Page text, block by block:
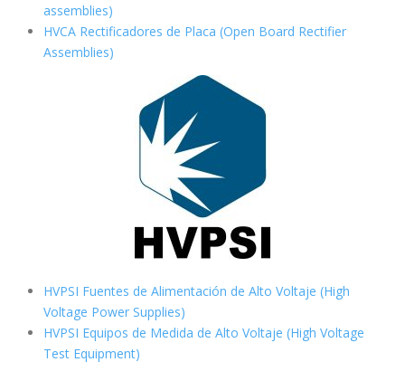
assemblies)
HVCA Rectificadores de Placa (Open Board Rectifier
Assemblies)
HVPSI Fuentes de Alimentación de Alto Voltaje (High
Voltage Power Supplies)
HVPSI Equipos de Medida de Alto Voltaje (High Voltage
Test Equipment)